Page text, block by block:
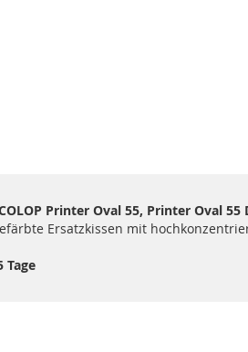
Printer Oval 55, Printer Oval 55
Ersatzkissen mit
Tage